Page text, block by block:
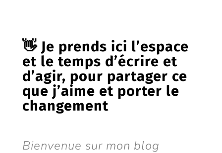
👋 Je prends ici l’espace
et le temps d’écrire et
d’agir, pour partager ce
que j’aime et porter le
changement
Bienvenue sur mon blog